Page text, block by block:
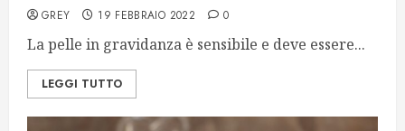
GREY 19 FEBBRAIO 2022 0
La pelle in gravidanza è sensibile e deve essere...
LEGGI TUTTO